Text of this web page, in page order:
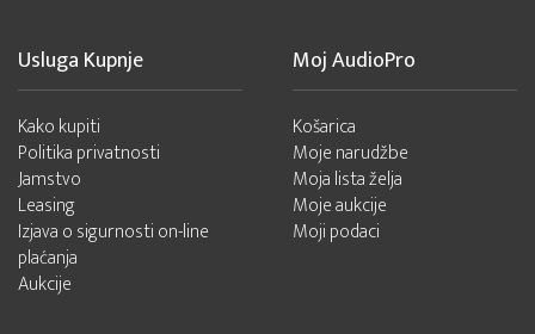
Usluga Kupnje
Kako kupiti
Politika privatnosti
Jamstvo
Leasing
Izjava o sigurnosti on-line
plaćanja
Aukcije
Moj AudioPro
Košarica
Moje narudžbe
Moja lista želja
Moje aukcije
Moji podaci